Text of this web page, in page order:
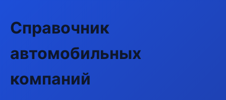
Справочник
автомобильных
компаний